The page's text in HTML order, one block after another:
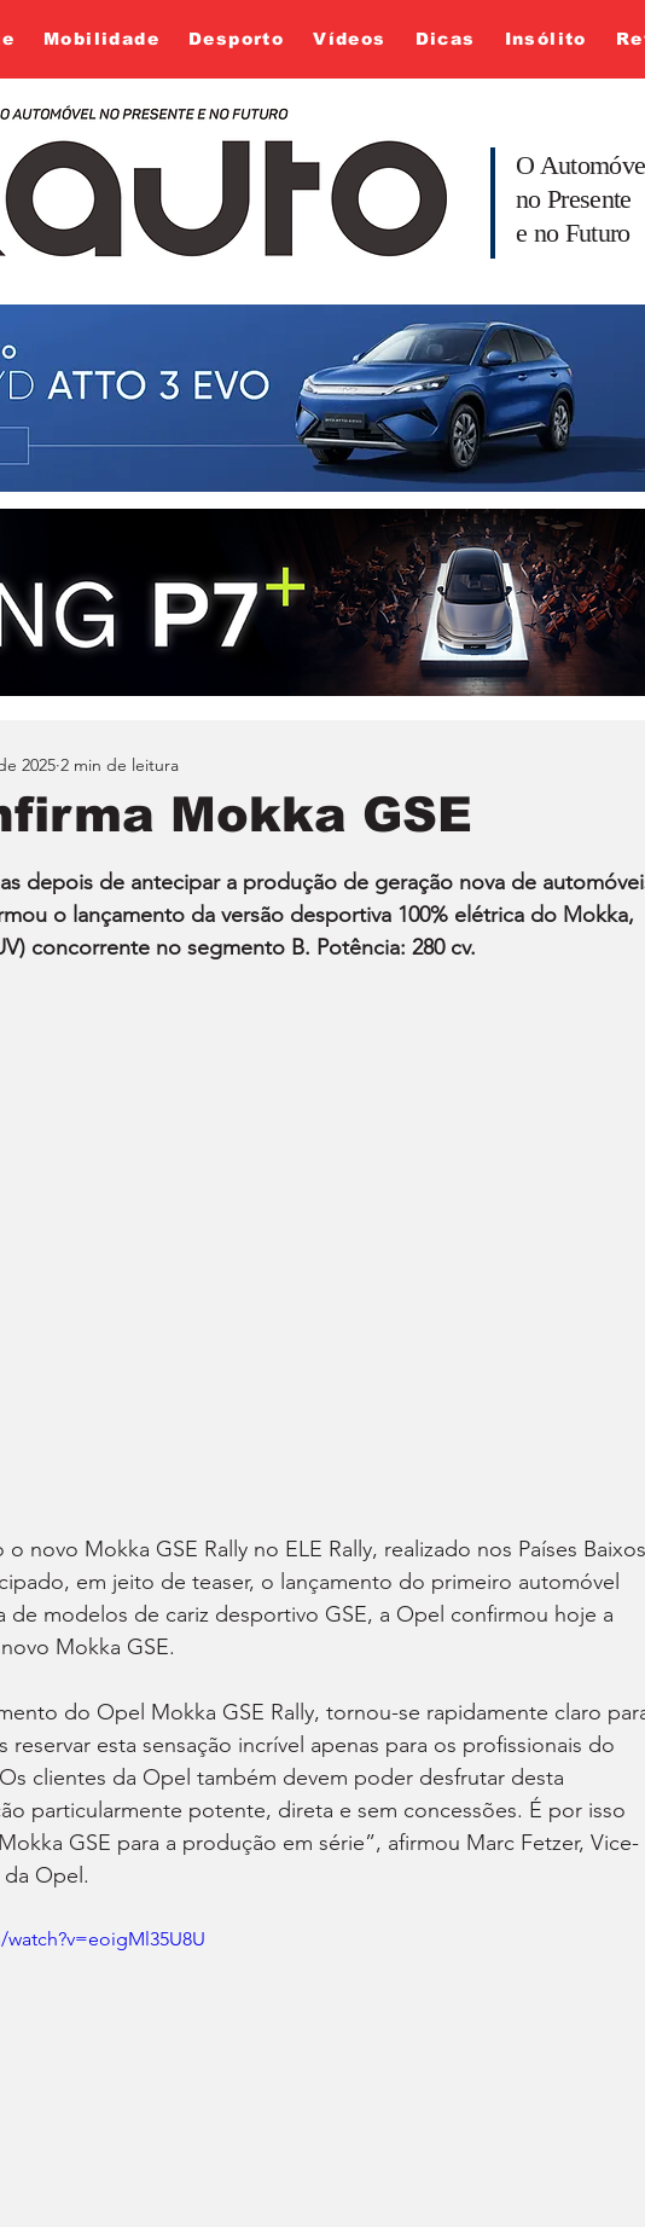
Mobilidade Desporto Vídeos Dicas Insólito
O
no Presente
e no Futuro
Mokka GSE
2025 2 min de leitura
estrelas.
depois de antecipar a produção de geração nova de
o lançamento da versão desportiva 100% elétrica do Mokka,
concorrente no segmento B. Potência: 280 cv.
novo Mokka GSE Rally no ELE Rally, realizado nos Países
em jeito de teaser, o lançamento do primeiro automóvel
de modelos de cariz desportivo GSE, a Opel confirmou hoje a
Mokka GSE.
do Opel Mokka GSE Rally, tornou-se rapidamente claro
reservar esta sensação incrível apenas para os profissionais do
clientes da Opel também devem poder desfrutar desta
particularmente potente, direta e sem concessões. É por isso
GSE para a produção em série”, afirmou Marc Fetzer, Vice-
Opel.